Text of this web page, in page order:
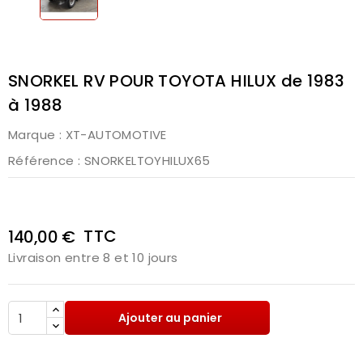
SNORKEL RV POUR TOYOTA HILUX de 1983
à 1988
Marque : XT-AUTOMOTIVE
Référence : SNORKELTOYHILUX65
140,00 € TTC
Livraison entre 8 et 10 jours
Ajouter au panier